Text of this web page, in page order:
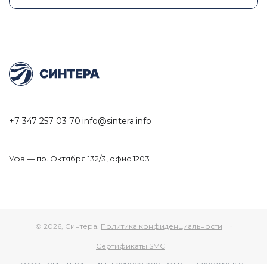
+7 347 257 03 70 info@sintera.info
Уфа — пр. Октября 132/3, офис 1203
© 2026, Синтера. Политика конфиденциальности ·
Сертификаты SMC